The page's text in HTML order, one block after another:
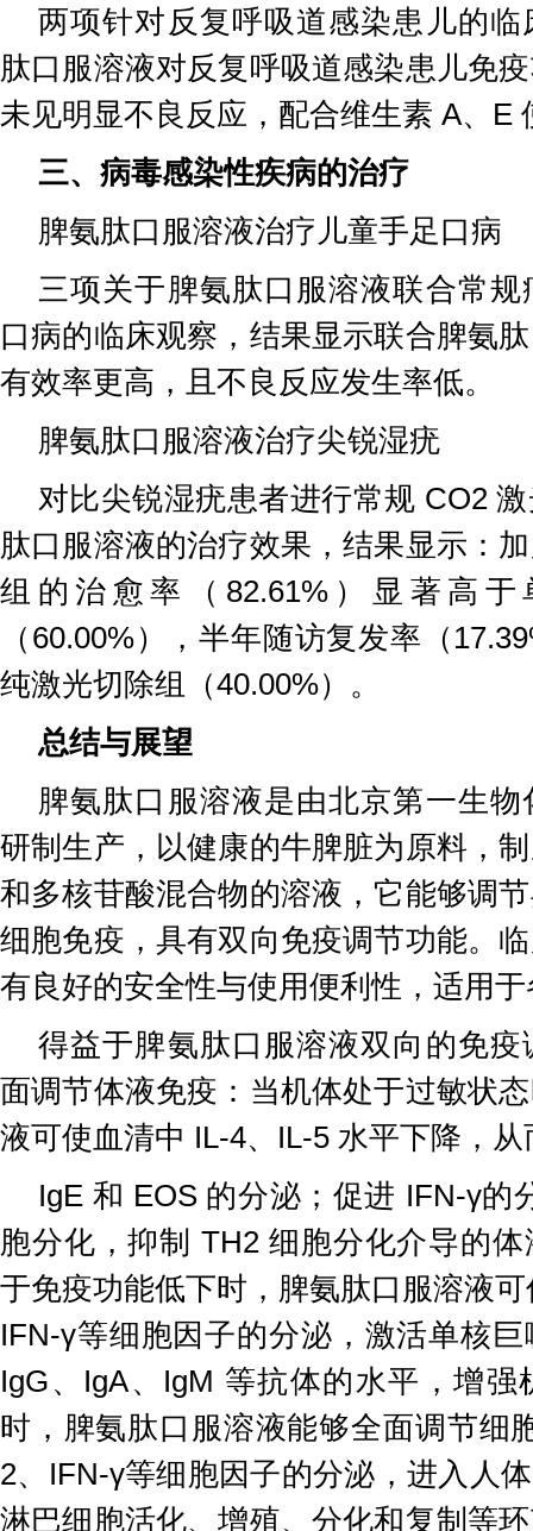
两项针对反复呼吸道感染患儿的
肽口服溶液对反复呼吸道感染患儿免
未见明显不良反应，配合维生素 A、E
三、病毒感染性疾病的治疗
脾氨肽口服溶液治疗儿童手足口病
三项关于脾氨肽口服溶液联合常
口病的临床观察，结果显示联合脾氨
有效率更高，且不良反应发生率低。
脾氨肽口服溶液治疗尖锐湿疣
对比尖锐湿疣患者进行常规 CO2
肽口服溶液的治疗效果，结果显示：
组的治愈率（82.61%）显著高
（60.00%），半年随访复发率（
纯激光切除组（40.00%）。
总结与展望
脾氨肽口服溶液是由北京第一生
研制生产，以健康的牛脾脏为原料，
和多核苷酸混合物的溶液，它能够调
细胞免疫，具有双向免疫调节功能。
有良好的安全性与使用便利性，适用
得益于脾氨肽口服溶液双向的免
面调节体液免疫：当机体处于过敏状
液可使血清中 IL-4、IL-5 水平下降，从
IgE 和 EOS 的分泌；促进 IFN-γ的
胞分化，抑制 TH2 细胞分化介导的
于免疫功能低下时，脾氨肽口服溶液
IFN-γ等细胞因子的分泌，激活单核
IgG、IgA、IgM 等抗体的水平，增
时，脾氨肽口服溶液能够全面调节细
2、IFN-γ等细胞因子的分泌，进入人
淋巴细胞活化、增殖、分化和复制等